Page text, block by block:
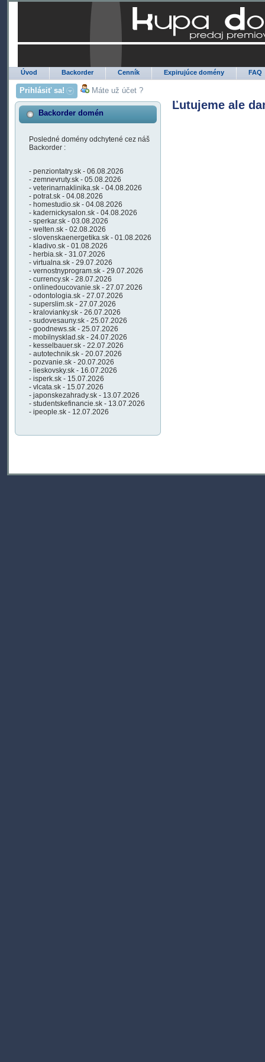
Úvod Backorder Cenník Expirujúce domény FAQ
Prihlásiť sa! Máte už účet ?
Backorder domén
Posledné domény odchytené cez náš
Backorder :
- penziontatry.sk - 06.08.2026
- zemnevruty.sk - 05.08.2026
- veterinarnaklinika.sk - 04.08.2026
- potrat.sk - 04.08.2026
- homestudio.sk - 04.08.2026
- kadernickysalon.sk - 04.08.2026
- sperkar.sk - 03.08.2026
- welten.sk - 02.08.2026
- slovenskaenergetika.sk - 01.08.2026
- kladivo.sk - 01.08.2026
- herbia.sk - 31.07.2026
- virtualna.sk - 29.07.2026
- vernostnyprogram.sk - 29.07.2026
- currency.sk - 28.07.2026
- onlinedoucovanie.sk - 27.07.2026
- odontologia.sk - 27.07.2026
- superslim.sk - 27.07.2026
- kralovianky.sk - 26.07.2026
- sudovesauny.sk - 25.07.2026
- goodnews.sk - 25.07.2026
- mobilnysklad.sk - 24.07.2026
- kesselbauer.sk - 22.07.2026
- autotechnik.sk - 20.07.2026
- pozvanie.sk - 20.07.2026
- lieskovsky.sk - 16.07.2026
- isperk.sk - 15.07.2026
- vlcata.sk - 15.07.2026
- japonskezahrady.sk - 13.07.2026
- studentskefinancie.sk - 13.07.2026
- ipeople.sk - 12.07.2026
Ľutujeme ale